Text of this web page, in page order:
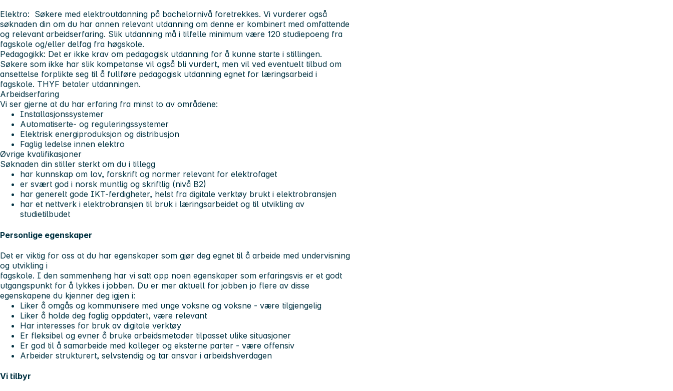
Elektro: Søkere med elektroutdanning på bachelornivå foretrekkes. Vi vurderer også
søknaden din om du har annen relevant utdanning om denne er kombinert med omfattende
og relevant arbeidserfaring. Slik utdanning må i tilfelle minimum være 120 studiepoeng fra
fagskole og/eller delfag fra høgskole.
Pedagogikk: Det er ikke krav om pedagogisk utdanning for å kunne starte i stillingen.
Søkere som ikke har slik kompetanse vil også bli vurdert, men vil ved eventuelt tilbud om
ansettelse forplikte seg til å fullføre pedagogisk utdanning egnet for læringsarbeid i
fagskole. THYF betaler utdanningen.
Arbeidserfaring
Vi ser gjerne at du har erfaring fra minst to av områdene:
Installasjonssystemer
Automatiserte- og reguleringssystemer
Elektrisk energiproduksjon og distribusjon
Faglig ledelse innen elektro
Øvrige kvalifikasjoner
Søknaden din stiller sterkt om du i tillegg
har kunnskap om lov, forskrift og normer relevant for elektrofaget
er svært god i norsk muntlig og skriftlig (nivå B2)
har generelt gode IKT-ferdigheter, helst fra digitale verktøy brukt i elektrobransjen
har et nettverk i elektrobransjen til bruk i læringsarbeidet og til utvikling av
studietilbudet
Personlige egenskaper
Det er viktig for oss at du har egenskaper som gjør deg egnet til å arbeide med undervisning
og utvikling i
fagskole. I den sammenheng har vi satt opp noen egenskaper som erfaringsvis er et godt
utgangspunkt for å lykkes i jobben. Du er mer aktuell for jobben jo flere av disse
egenskapene du kjenner deg igjen i:
Liker å omgås og kommunisere med unge voksne og voksne - være tilgjengelig
Liker å holde deg faglig oppdatert, være relevant
Har interesses for bruk av digitale verktøy
Er fleksibel og evner å bruke arbeidsmetoder tilpasset ulike situasjoner
Er god til å samarbeide med kolleger og eksterne parter - være offensiv
Arbeider strukturert, selvstendig og tar ansvar i arbeidshverdagen
Vi tilbyr